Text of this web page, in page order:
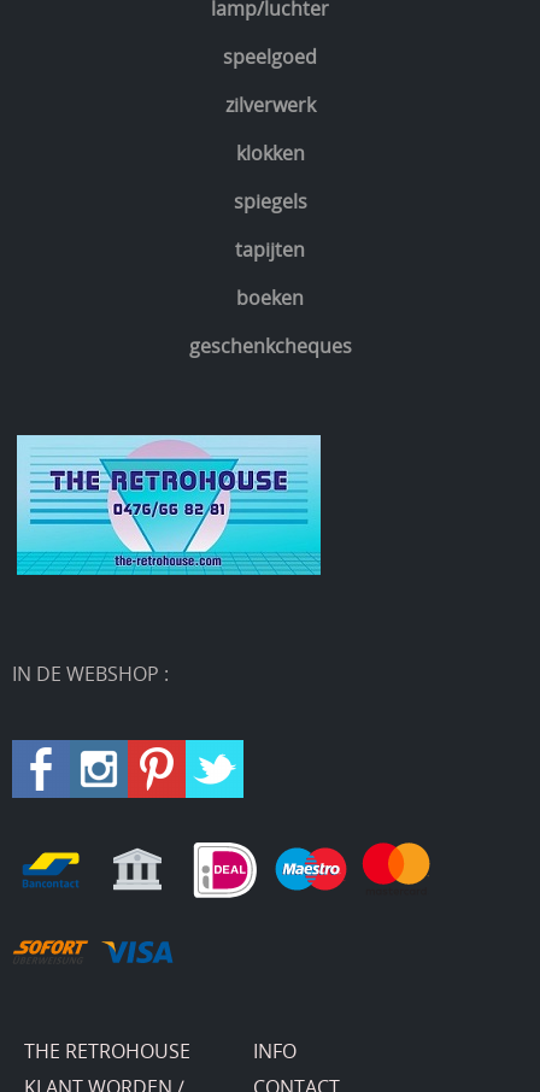
lamp/luchter
speelgoed
zilverwerk
klokken
spiegels
tapijten
boeken
geschenkcheques
IN DE WEBSHOP :
THE RETROHOUSE
INFO